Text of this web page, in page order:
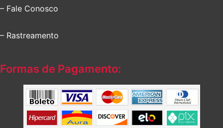
– Fale Conosco
– Rastreamento
Formas de Pagamento: